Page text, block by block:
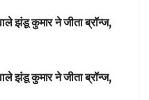
झंडू कुमार ने जीता ब्रॉन्ज,
झंडू कुमार ने जीता ब्रॉन्ज,